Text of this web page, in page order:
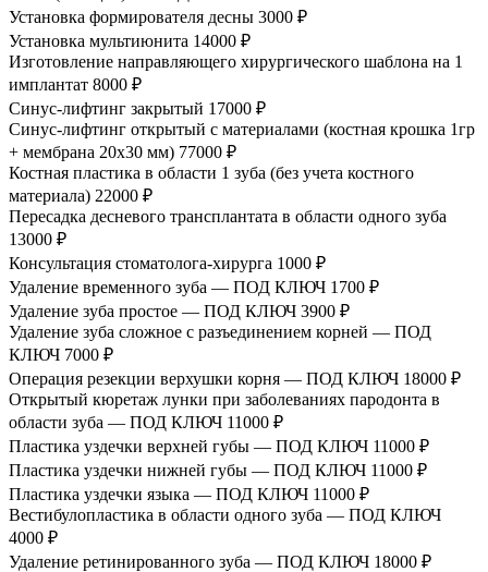
Установка формирователя десны 3000 ₽
Установка мультиюнита 14000 ₽
Изготовление направляющего хирургического шаблона на 1
имплантат 8000 ₽
Синус-лифтинг закрытый 17000 ₽
Синус-лифтинг открытый с материалами (костная крошка 1гр
+ мембрана 20х30 мм) 77000 ₽
Костная пластика в области 1 зуба (без учета костного
материала) 22000 ₽
Пересадка десневого трансплантата в области одного зуба
13000 ₽
Консультация стоматолога-хирурга 1000 ₽
Удаление временного зуба — ПОД КЛЮЧ 1700 ₽
Удаление зуба простое — ПОД КЛЮЧ 3900 ₽
Удаление зуба сложное с разъединением корней — ПОД
КЛЮЧ 7000 ₽
Операция резекции верхушки корня — ПОД КЛЮЧ 18000 ₽
Открытый кюретаж лунки при заболеваниях пародонта в
области зуба — ПОД КЛЮЧ 11000 ₽
Пластика уздечки верхней губы — ПОД КЛЮЧ 11000 ₽
Пластика уздечки нижней губы — ПОД КЛЮЧ 11000 ₽
Пластика уздечки языка — ПОД КЛЮЧ 11000 ₽
Вестибулопластика в области одного зуба — ПОД КЛЮЧ
4000 ₽
Удаление ретинированного зуба — ПОД КЛЮЧ 18000 ₽